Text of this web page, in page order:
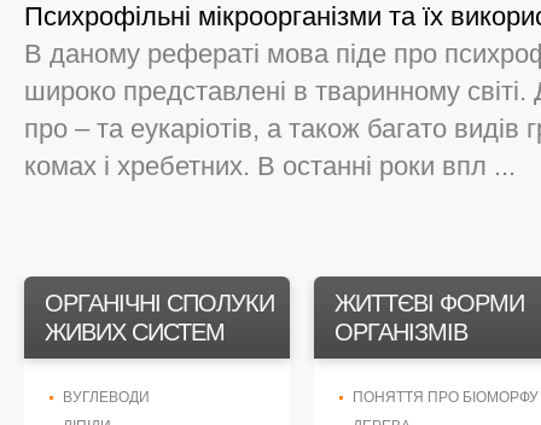
Психрофільні мікроорганізми та їх
В даному рефераті мова піде про
широко представлені в тваринному
про – та еукаріотів, а також багато видів
комах і хребетних. В останні роки впл ...
ОРГАНІЧНІ СПОЛУКИ
ЖИВИХ СИСТЕМ
ВУГЛЕВОДИ
ЖИТТЄВІ ФОРМИ
ОРГАНІЗМІВ
ПОНЯТТЯ ПРО БІОМОРФУ